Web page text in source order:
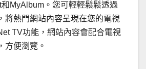
MyAlbum。您可輕輕鬆鬆透過
將熱門網站內容呈現在您的電視
TV功能，網站內容會配合電視
方便瀏覽。